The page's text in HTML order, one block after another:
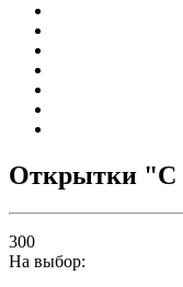
Открытки "С
300
На выбор: